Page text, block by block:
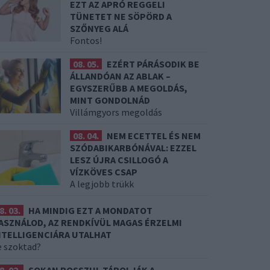
EZT AZ APRÓ REGGELI
TÜNETET NE SÖPÖRD A
SZŐNYEG ALÁ
Fontos!
08. 05.
EZÉRT PÁRÁSODIK BE
ÁLLANDÓAN AZ ABLAK –
EGYSZERŰBB A MEGOLDÁS,
MINT GONDOLNÁD
Villámgyors megoldás
08. 04.
NEM ECETTEL ÉS NEM
SZÓDABIKARBÓNÁVAL: EZZEL
LESZ ÚJRA CSILLOGÓ A
VÍZKÖVES CSAP
A legjobb trükk
03.
HA MINDIG EZT A MONDATOT
AZ RENDKÍVÜL MAGAS ÉRZELMI
UTALHAT
szoktad?